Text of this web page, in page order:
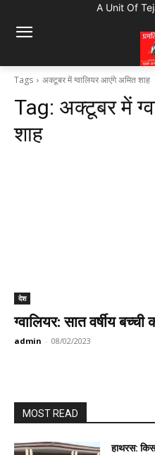
A Unit Of
Tags अक्टूबर में ग्वालियर आएंगे अमित शाह
Tag: अक्टूबर में
शाह
देश
ग्वालियर: सात वर्षीय बच्ची
admin - 08/02/2023
MOST READ
हाथरस: